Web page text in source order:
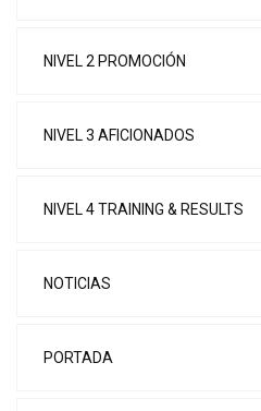
NIVEL 2 PROMOCIÓN
NIVEL 3 AFICIONADOS
NIVEL 4 TRAINING & RESULTS
NOTICIAS
PORTADA